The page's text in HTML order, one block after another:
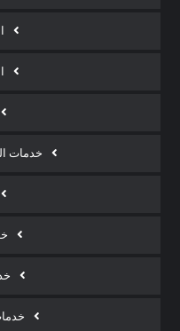
خدمات